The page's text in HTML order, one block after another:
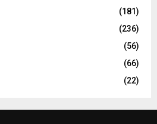
(181)
(236)
(56)
(66)
(22)